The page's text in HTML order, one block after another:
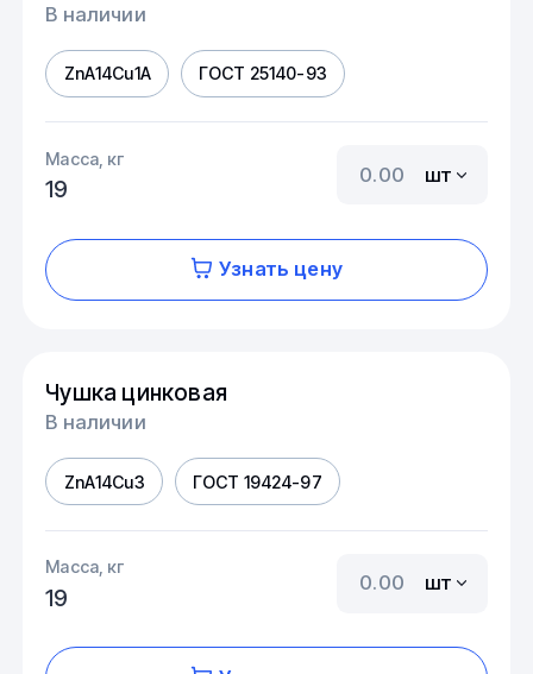
В наличии
ZnA14Cu1A ГОСТ 25140-93
Масса, кг
19
шт
Узнать цену
Чушка цинковая
В наличии
ZnA14Cu3 ГОСТ 19424-97
Масса, кг
19
шт